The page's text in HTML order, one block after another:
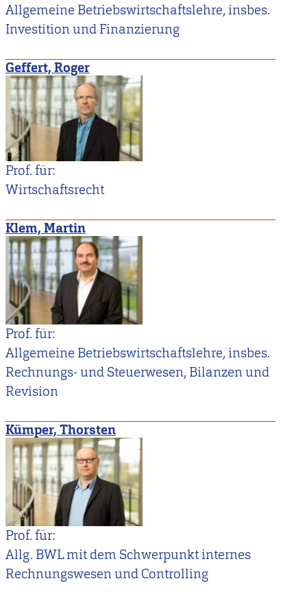
Allgemeine Betriebswirtschaftslehre, insbes.
Investition und Finanzierung
Geffert, Roger
Prof. für:
Wirtschaftsrecht
Klem, Martin
Prof. für:
Allgemeine Betriebswirtschaftslehre, insbes.
Rechnungs- und Steuerwesen, Bilanzen und
Revision
Kümper, Thorsten
Prof. für:
Allg. BWL mit dem Schwerpunkt internes
Rechnungswesen und Controlling